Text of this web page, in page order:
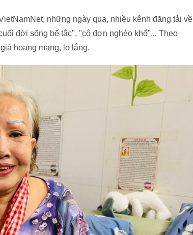
những ngày qua, nhiều kênh đăng tải về
đời sống bế tắc", "cô đơn nghèo khổ"... Theo
hoang mang, lo lắng.